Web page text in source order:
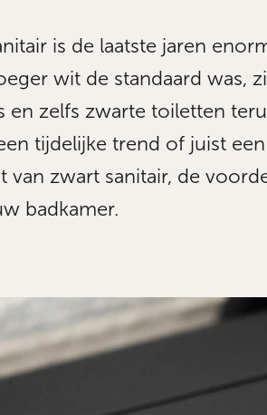
is de laatste jaren
wit de standaard was,
en zelfs zwarte toiletten
tijdelijke trend of juist
van zwart sanitair, de
badkamer.